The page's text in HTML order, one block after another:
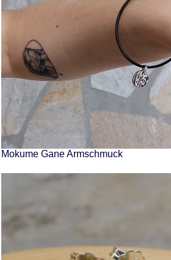
Mokume Gane Armschmuck